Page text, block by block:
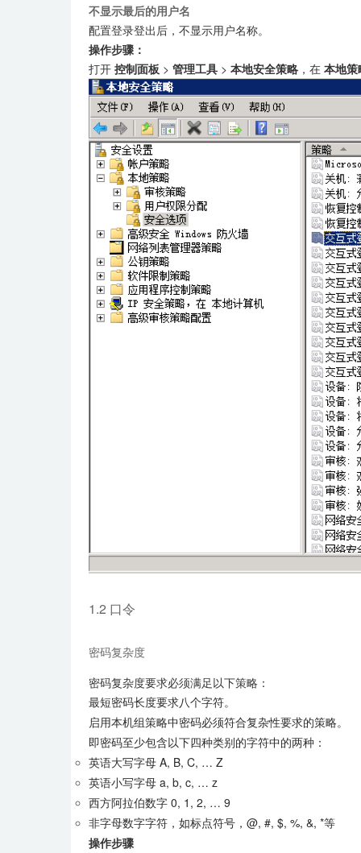
不显示最后的用户名
配置登录登出后，不显示用户名称。
操作步骤：
打开 控制面板 > 管理工具 > 本地安全策略 ，在 本地策
1.2 口令
密码复杂度
密码复杂度要求必须满足以下策略：
最短密码长度要求八个字符。
启用本机组策略中密码必须符合复杂性要求的策略。
即密码至少包含以下四种类别的字符中的两种：
英语大写字母 A, B, C, … Z
英语小写字母 a, b, c, … z
西方阿拉伯数字 0, 1, 2, … 9
非字母数字字符，如标点符号，@, #, $, %, &, *等
操作步骤